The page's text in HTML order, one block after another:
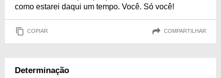
como estarei daqui um tempo. Você. Só você!
COPIAR COMPARTILHAR
Determinação